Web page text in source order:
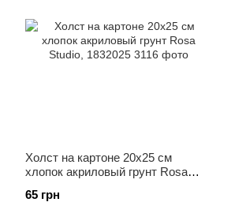
Холст на картоне 20x25 см
хлопок акриловый грунт Rosa
65 грн